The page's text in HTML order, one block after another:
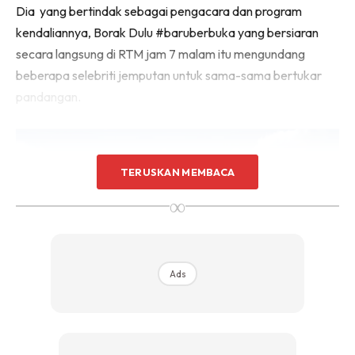
Dia yang bertindak sebagai pengacara dan program
kendaliannya, Borak Dulu #baruberbuka yang bersiaran
secara langsung di RTM jam 7 malam itu mengundang
beberapa selebriti jemputan untuk sama-sama bertukar
TERUSKAN MEMBACA
∞
Ads